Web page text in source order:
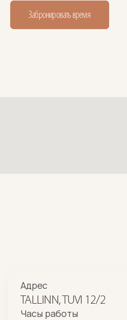
Забронировать время
Адрес
TALLINN, TUVI 12/2
Часы работы